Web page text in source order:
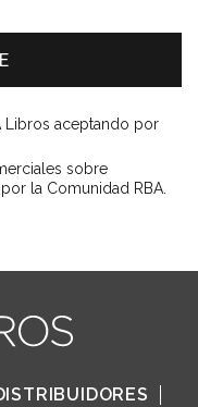
Libros aceptando por
sobre
la Comunidad RBA.